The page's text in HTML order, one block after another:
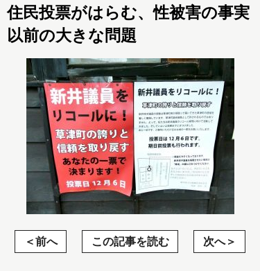
住民投票がはらむ、性被害の事実
以前の大きな問題
前へ この記事を読む 次へ